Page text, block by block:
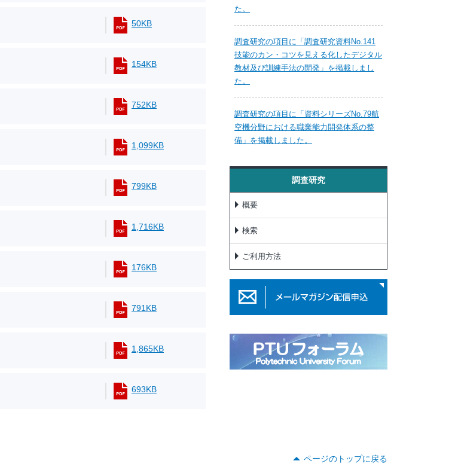
50KB
154KB
752KB
1,099KB
799KB
1,716KB
176KB
791KB
1,865KB
693KB
た。
調査研究の項目に「調査研究資料No.141
技能のカン・コツを見える化したデジタル
教材及び訓練手法の開発」を掲載しまし
た。
調査研究の項目に「資料シリーズNo.79航
空機分野における職業能力開発体系の整
備」を掲載しました。
調査研究
概要
検索
ご利用方法
ページのトップに戻る